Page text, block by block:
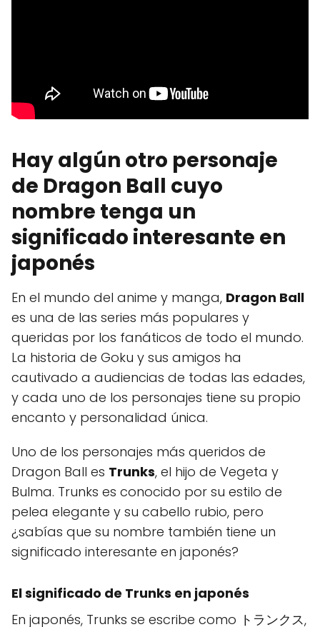
Hay algún otro personaje
de Dragon Ball cuyo
nombre tenga un
significado interesante en
japonés
En el mundo del anime y manga, Dragon Ball
es una de las series más populares y
queridas por los fanáticos de todo el mundo.
La historia de Goku y sus amigos ha
cautivado a audiencias de todas las edades,
y cada uno de los personajes tiene su propio
encanto y personalidad única.
Uno de los personajes más queridos de
Dragon Ball es Trunks, el hijo de Vegeta y
Bulma. Trunks es conocido por su estilo de
pelea elegante y su cabello rubio, pero
¿sabías que su nombre también tiene un
significado interesante en japonés?
El significado de Trunks en japonés
En japonés, Trunks se escribe como トランクス,